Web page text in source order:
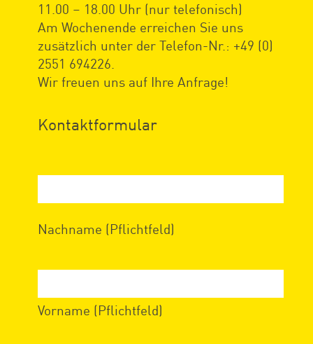
11.00 – 18.00 Uhr (nur telefonisch)
Am Wochenende erreichen Sie uns
zusätzlich unter der Telefon-Nr.: +49 (0)
2551 694226.
Wir freuen uns auf Ihre Anfrage!
Kontaktformular
Nachname (Pflichtfeld)
Vorname (Pflichtfeld)